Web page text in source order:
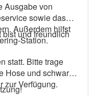
Ausgabe von
sowie das
Außerdem hilfst
Station.
bist und freundlich
statt. Bitte trage
Hose und schwarze
zur Verfügung.